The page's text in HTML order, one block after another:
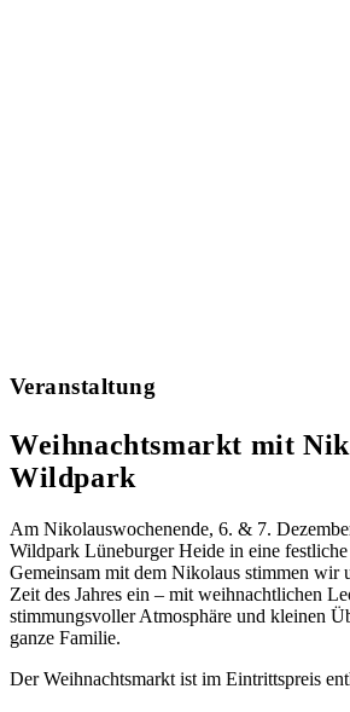
Veranstaltung
Weihnachtsmarkt mit
Wildpark
Am Nikolauswochenende, 6. & 7.
Wildpark Lüneburger Heide in eine
Gemeinsam mit dem Nikolaus stimmen wir
Zeit des Jahres ein – mit weihnachtlichen
stimmungsvoller Atmosphäre und kleinen
ganze Familie.
Der Weihnachtsmarkt ist im Eintrittspreis